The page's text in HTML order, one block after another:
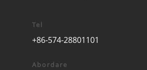
Tel
+86-574-28801101
Abordare